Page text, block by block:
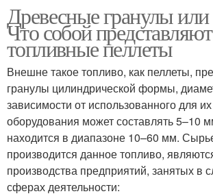
Древесные гранулы
Что собой представляют
топливные пеллеты
Внешне такое топливо, как пеллеты,
гранулы цилиндрической формы,
зависимости от использованного для
оборудования может составлять 5–10
находится в диапазоне 10–60 мм.
производится данное топливо,
производства предприятий, занятых в
сферах деятельности: